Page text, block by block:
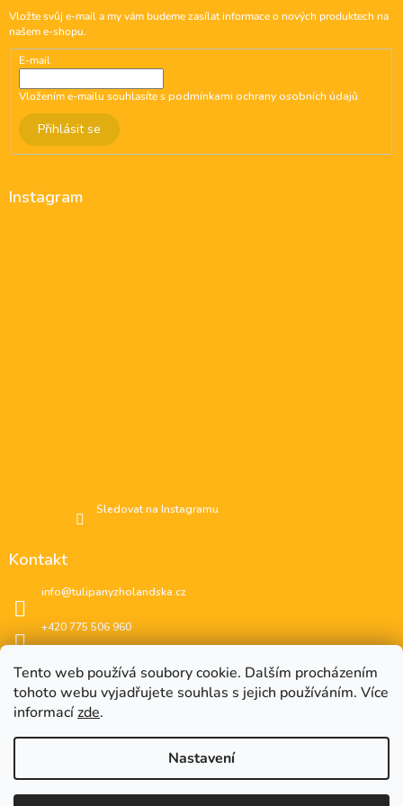
Tento web používá soubory cookie. Dalším procházením
tohoto webu vyjadřujete souhlas s jejich používáním. Více
informacízde.
Nastavení
Vložte svůj e-mail a my vám budeme zasílat informace o nových produktech na
našem e-shopu.
E-mail
Vložením e-mailu souhlasíte spodmínkami ochrany osobních údajů
Přihlásit se
Instagram
Sledovat na Instagramu
Kontakt
info@tulipanyzholandska.cz
+420 775 506 960
instagram